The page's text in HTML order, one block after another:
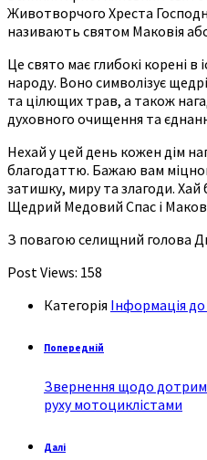
Животворчого Хреста
називають святом Маковія
Це свято має глибокі корені в
народу. Воно символізує
та цілющих трав, а також
духовного очищення та
Нехай у цей день кожен дім
благодаттю. Бажаю вам
затишку, миру та злагоди.
Щедрий Медовий Спас і
З повагою селищний
Post Views: 158
Категорія Інформація
Попередній
Звернення щодо
руху мотоциклістами
Далі